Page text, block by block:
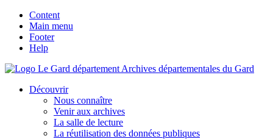
Content
Main menu
Footer
Help
Archives départementales du Gard
Découvrir
Nous connaître
Venir aux archives
La salle de lecture
La réutilisation des données publiques